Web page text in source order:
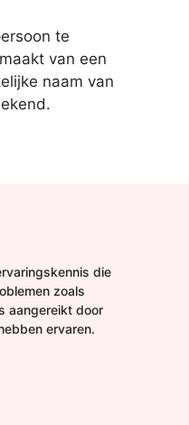
te
van een
naam van
die
zoals
aangereikt door
ervaren.